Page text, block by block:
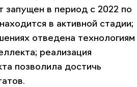
запущен в период с 2022 по
в активной стадии;
отведена технологиям
реализация
позволила достичь